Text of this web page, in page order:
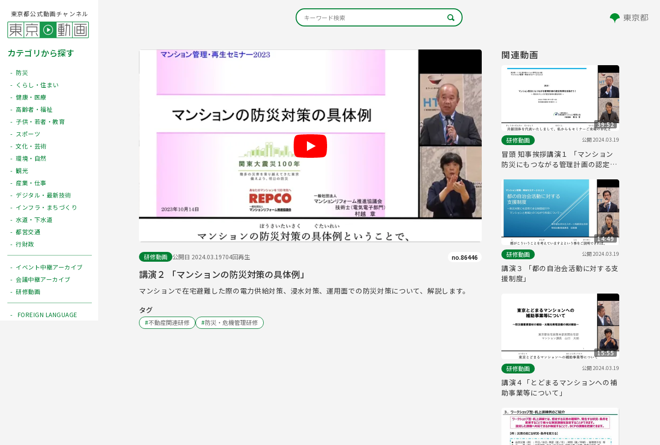
東京都公式動画チャンネル
カテゴリから探す
防災
くらし・住まい
健康・医療
高齢者・福祉
子供・若者・教育
スポーツ
文化・芸術
環境・自然
観光
産業・仕事
デジタル・最新技術
インフラ・まちづくり
水道・下水道
都営交通
行財政
イベント中継アーカイブ
会議中継アーカイブ
研修動画
FOREIGN LANGUAGE
Play
研修動画 公開日 2024.03.19704回再生 no.86446
講演２ 「マンションの防災対策の具体例」
マンションで在宅避難した際の電力供給対策、浸水対策、運用面での防災対策について、解説します。
タグ
#不動産関連研修 #防災・危機管理研修
関連動画
39:52
研修動画
公開2024.03.19
冒頭 知事挨拶講演１ 「マンション
防災にもつながる管理計画の認定取
14:49
研修動画
公開2024.03.19
講演３ 「都の自治会活動に対する支
援制度」
15:55
研修動画
公開2024.03.19
講演４「とどまるマンションへの補
助事業等について」